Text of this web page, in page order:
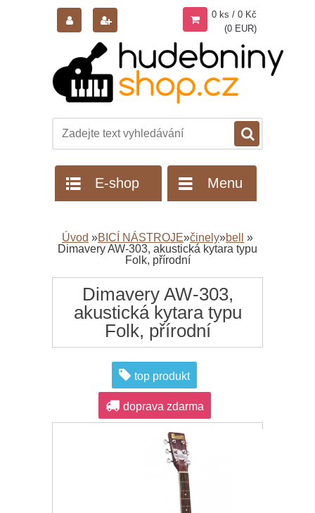
0 ks / 0 Kč
(0 EUR)
E-shop Menu
Úvod »BICÍ NÁSTROJE»činely»bell
»
Dimavery AW-303, akustická kytara typu
Folk, přírodní
Dimavery AW-303,
akustická kytara typu
Folk, přírodní
top produkt
doprava zdarma